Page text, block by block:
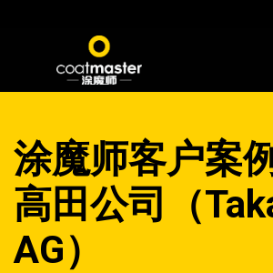
涂魔师客户案
高田公司（
AG）